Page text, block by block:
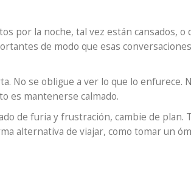
por la noche, tal vez están cansados, o
de modo que esas
No se obligue a ver lo que lo enfurece.
es mantenerse calmado.
de furia y frustración, cambie de plan.
alternativa de viajar, como tomar un